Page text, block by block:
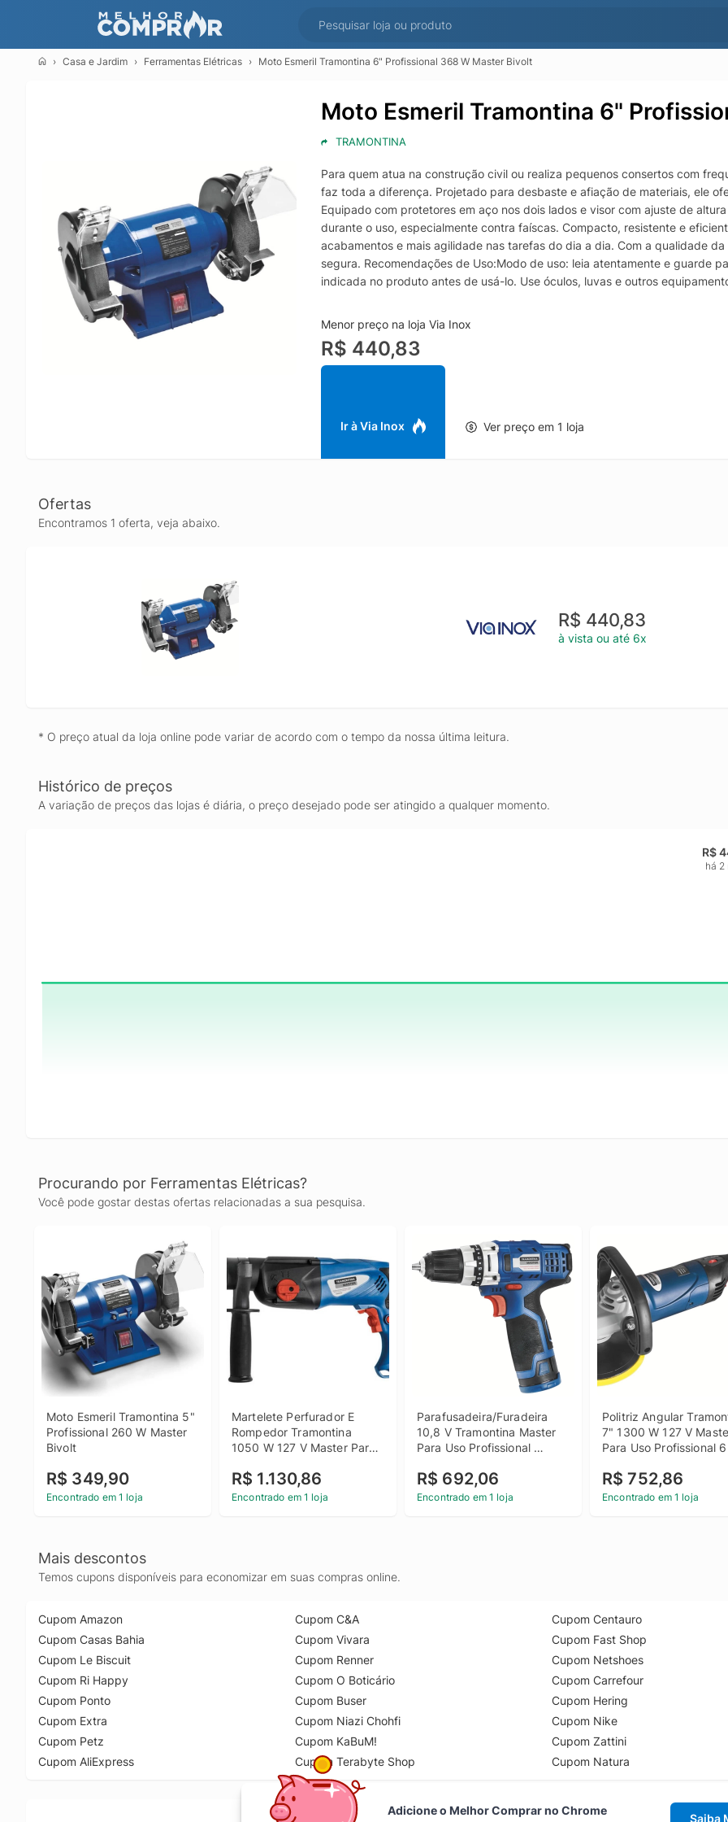
Casa e Jardim Ferramentas Elétricas Moto Esmeril Tramontina 6" Profissional 368 W Master Bivolt
Moto Esmeril Tramontina 6"
TRAMONTINA
Para quem atua na construção civil ou realiza pequenos consertos com
faz toda a diferença. Projetado para desbaste e afiação de materiais, ele
Equipado com protetores em aço nos dois lados e visor com ajuste de
durante o uso, especialmente contra faíscas. Compacto, resistente e
acabamentos e mais agilidade nas tarefas do dia a dia. Com a qualidade
segura. Recomendações de Uso:Modo de uso: leia atentamente e guarde
indicada no produto antes de usá-lo. Use óculos, luvas e outros
ser executada. Nunca utilize o moto esmeril sem a proteção lateral dos
com risco de explosão ou onde se encontram líquidos, gases e pó
pendurar ou desconectar o plugue da tomada. Sempre desconecte o
da ferramenta. Sempre verifique se a estrutura, o cordão elétrico ou o
levar a um choque elétrico. Nunca utilize água ou componentes químicos
trabalho sempre limpo e arejado para evitar a entrada de poeira e
profissional; - Potência: 368 W; - Base em alumínio; - Rotação: 3.580 rpm;
Menor preço na loja Via Inox
R$ 440,83
Ir à Via Inox Ver preço em 1 loja
Ofertas
Encontramos 1 oferta, veja abaixo.
R$ 440,83
à vista ou até 6x
* O preço atual da loja online pode variar de acordo com o tempo da nossa última leitura.
Histórico de preços
A variação de preços das lojas é diária, o preço desejado pode ser atingido a qualquer momento.
R$
há 2
Procurando por Ferramentas Elétricas?
Você pode gostar destas ofertas relacionadas a sua pesquisa.
Moto Esmeril Tramontina 5"
Profissional 260 W Master
Bivolt
R$ 349,90
Encontrado em 1 loja
Martelete Perfurador E
Rompedor Tramontina
1050 W 127 V Master Para
Maleta
R$ 1.130,86
Encontrado em 1 loja
Parafusadeira/Furadeira
10,8 V Tramontina Master
Para Uso Profissional
Maleta
R$ 692,06
Encontrado em 1 loja
Politriz Angular
7" 1300 W 127 V
Para Uso Profissional 6
R$ 752,86
Encontrado em 1 loja
Mais descontos
Temos cupons disponíveis para economizar em suas compras online.
Cupom Amazon
Cupom Casas Bahia
Cupom Le Biscuit
Cupom Ri Happy
Cupom Ponto
Cupom Extra
Cupom Petz
Cupom AliExpress
Cupom C&A
Cupom Vivara
Cupom Renner
Cupom O Boticário
Cupom Buser
Cupom Niazi Chohfi
Cupom KaBuM!
Cupom Terabyte Shop
Cupom Centauro
Cupom Fast Shop
Cupom Netshoes
Cupom Carrefour
Cupom Hering
Cupom Nike
Cupom Zattini
Cupom Natura
Adicione o Melhor Comprar no Chrome
Saiba